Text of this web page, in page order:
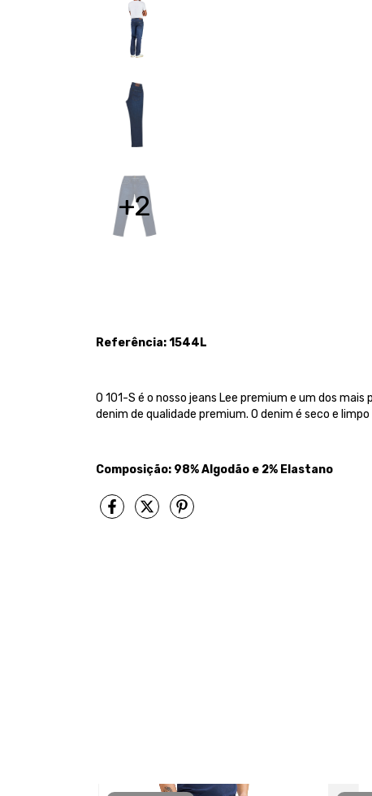
+2
Referência: 1544L
O 101-S é o nosso jeans Lee premium e um dos
denim de qualidade premium. O denim é seco e
Composição: 98% Algodão e 2% Elastano